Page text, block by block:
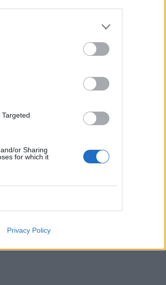
or Sharing
for which it
Privacy Policy
som de mener er de beste på